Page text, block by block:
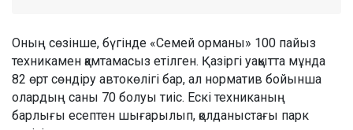
Оның сөзінше, бүгінде «Семей орманы» 100 пайыз
техникамен қамтамасыз етілген. Қазіргі уақытта мұнда
82 өрт сөндіру автокөлігі бар, ал норматив бойынша
олардың саны 70 болуы тиіс. Ескі техниканың
барлығы есептен шығарылып, қолданыстағы парк